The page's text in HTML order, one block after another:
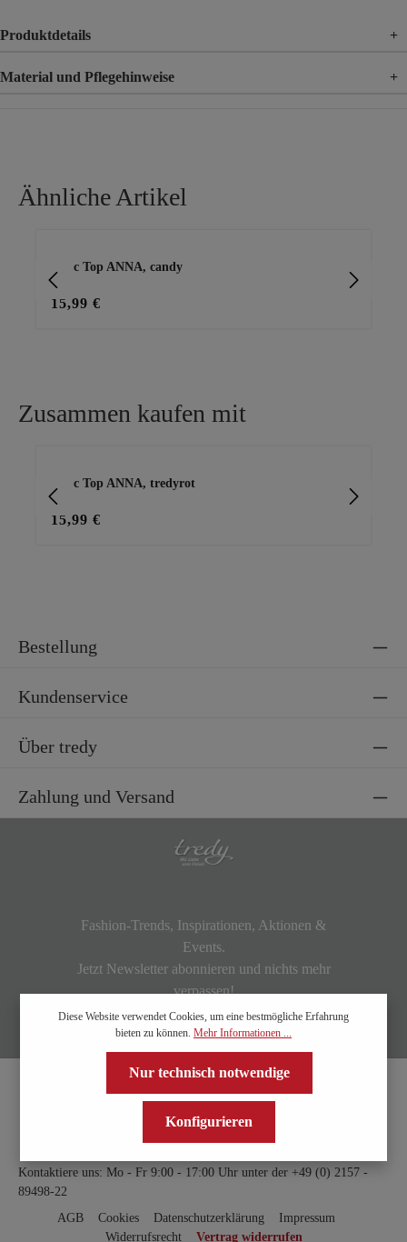
Produktdetails +
Material und Pflegehinweise +
Ähnliche Artikel
Basic Top ANNA, candy
15,99 €
Zusammen kaufen mit
Basic Top ANNA, tredyrot
15,99 €
Bestellung
Kundenservice
Über tredy
Zahlung und Versand
Fashion-Trends, Inspirationen, Aktionen &
Events.
Jetzt Newsletter abonnieren und nichts mehr
verpassen!
Kontaktiere uns: Mo - Fr 9:00 - 17:00 Uhr unter der +49 (0) 2157 -
89498-22
AGB
Cookies Datenschutzerklärung
Impressum
Widerrufsrecht
Vertrag widerrufen
Diese Website verwendet Cookies, um eine bestmögliche Erfahrung
bieten zu können. Mehr Informationen ...
Nur technisch notwendige
Konfigurieren